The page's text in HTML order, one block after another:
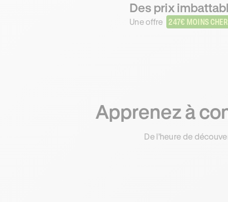
Des prix
Une offre 247€ MOINS CHER
Apprenez à
De l’heure de